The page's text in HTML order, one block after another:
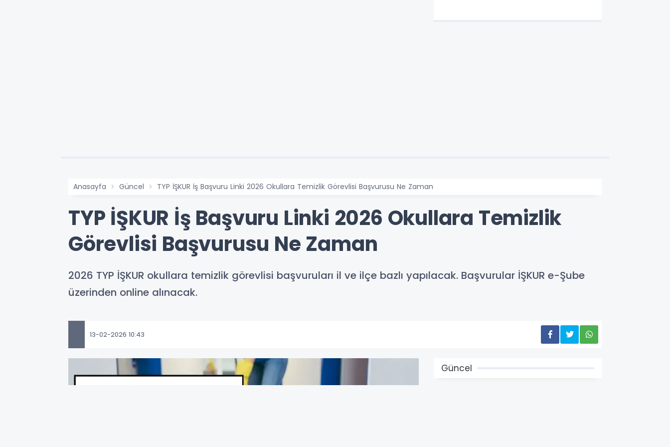
Anasayfa Güncel TYP İŞKUR İş Başvuru Linki 2026 Okullara Temizlik Görevlisi Başvurusu Ne Zaman
TYP İŞKUR İş Başvuru Linki 2026 Okullara Temizlik
Görevlisi Başvurusu Ne Zaman
2026 TYP İŞKUR okullara temizlik görevlisi başvuruları il ve ilçe bazlı yapılacak. Başvurular İŞKUR e-Şube
üzerinden online alınacak.
13-02-2026 10:43
Güncel